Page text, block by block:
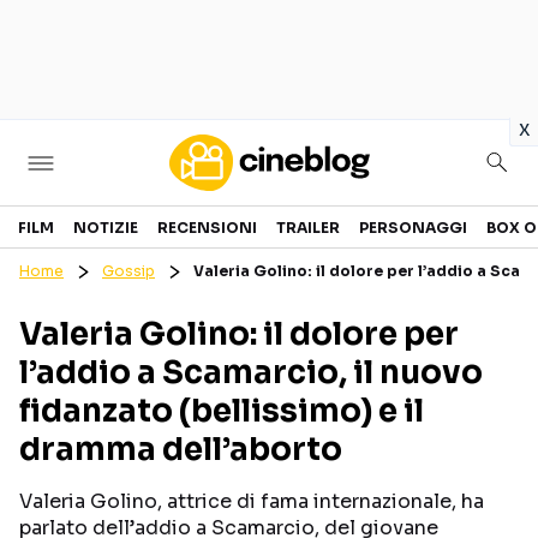
x
Cinema
GENERI
PERSONAGGI
CANALI STREAMING
Categorie
NOTIZIE
TRAILER
FILM NOTIZIE RECENSIONI TRAILER PERSONAGGI BOX
Home Gossip Valeria Golino: il dolore per l’addio a
Valeria Golino: il dolore per
l’addio a Scamarcio, il nuovo
fidanzato (bellissimo) e il
dramma dell’aborto
Valeria Golino, attrice di fama internazionale, ha
parlato dell’addio a Scamarcio, del giovane